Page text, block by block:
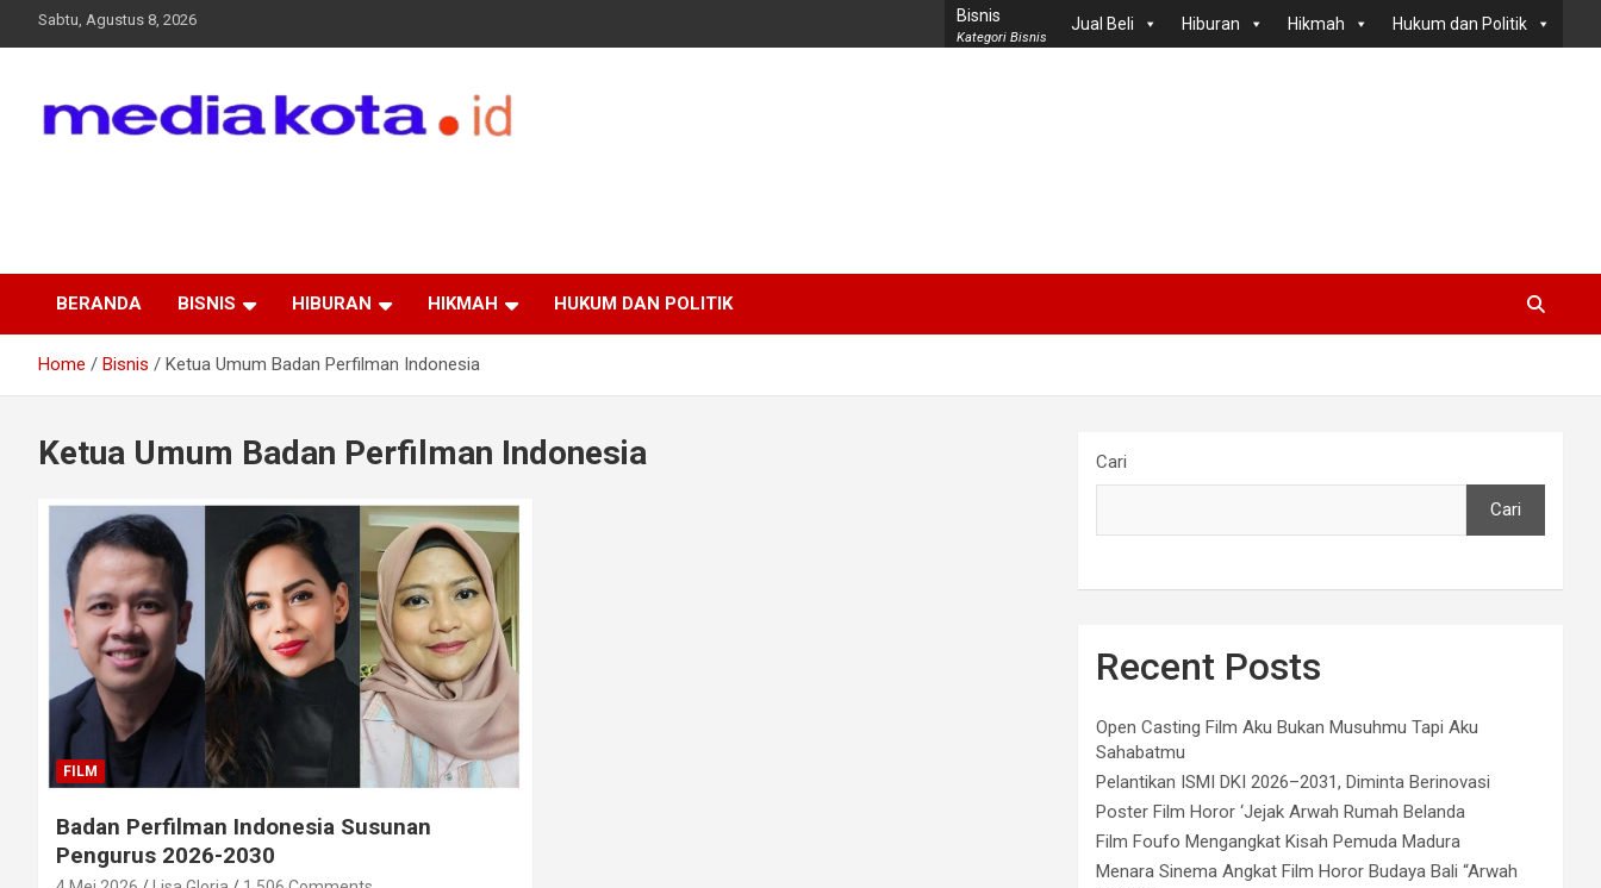
Sabtu, Agustus 8, 2026 Bisnis
Kategori Bisnis
Jual Beli Hiburan Hikmah Hukum dan Politik
BERANDA BISNIS HIBURAN HIKMAH HUKUM DAN POLITIK
Home Bisnis Ketua Umum Badan Perfilman Indonesia
Ketua Umum Badan Perfilman Indonesia
FILM
Badan Perfilman Indonesia Susunan
Pengurus 2026-2030
Cari
Cari
Recent Posts
Open Casting Film Aku Bukan Musuhmu Tapi Aku
Sahabatmu
Pelantikan ISMI DKI 2026–2031, Diminta Berinovasi
Poster Film Horor ‘Jejak Arwah Rumah Belanda
Film Foufo Mengangkat Kisah Pemuda Madura
Menara Sinema Angkat Film Horor Budaya Bali “Arwah